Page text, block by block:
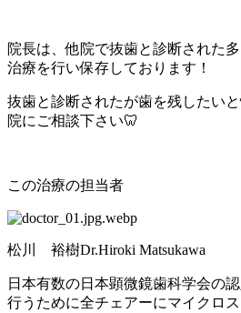
院長は、他院で抜歯と診断された
治療を行い保存しております！
抜歯と診断されたが歯を残したい
院にご相談下さい🦷
この治療の担当者
松川 裕樹Dr.Hiroki Matsukawa
日本有数の日本顕微鏡歯科学会の
行うために全チェアーにマイクロ